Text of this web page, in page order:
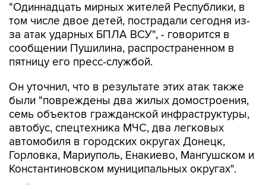
"Одиннадцать мирных жителей Республики, в
том числе двое детей, пострадали сегодня из-
за атак ударных БПЛА ВСУ", - говорится в
сообщении Пушилина, распространенном в
пятницу его пресс-службой.
Он уточнил, что в результате этих атак также
были "повреждены два жилых домостроения,
семь объектов гражданской инфраструктуры,
автобус, спецтехника МЧС, два легковых
автомобиля в городских округах Донецк,
Горловка, Мариуполь, Енакиево, Мангушском и
Константиновском муниципальных округах".